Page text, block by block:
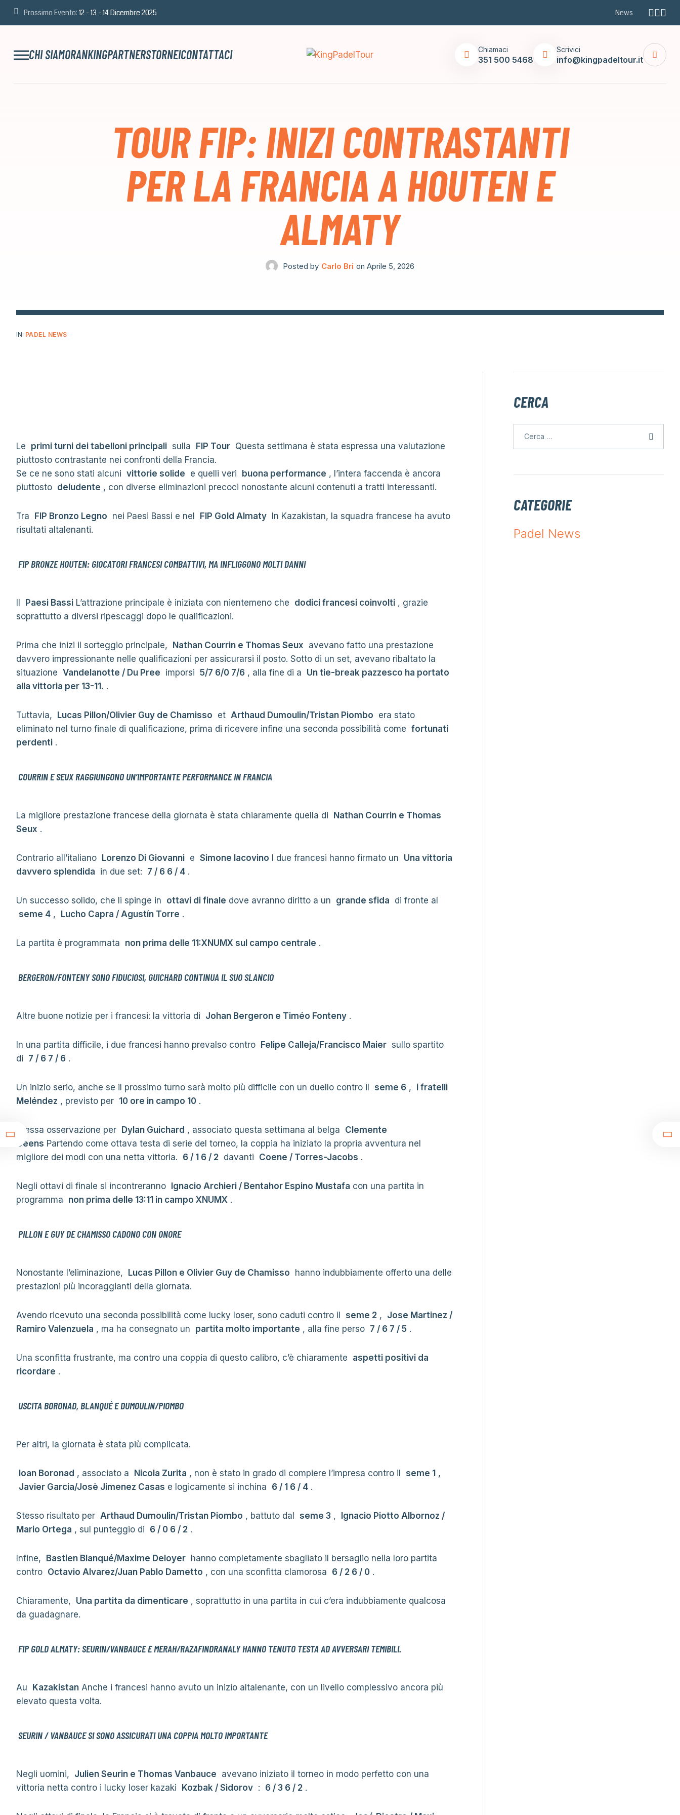
Prossimo Evento: 12 - 13 - 14 Dicembre 2025 News
CHI SIAMORANKINGPARTNERSTORNEICONTATTACI Chiamaci
351 500 5468
Scrivici
info@kingpadeltour.it
TOUR FIP: INIZI CONTRASTANTI
PER LA FRANCIA A HOUTEN E
ALMATY
Posted by Carlo Bri on Aprile 5, 2026
IN: PADEL NEWS
Le primi turni dei tabelloni principali sulla FIP Tour Questa settimana è stata espressa una valutazione
piuttosto contrastante nei confronti della Francia.
Se ce ne sono stati alcuni vittorie solide e quelli veri buona performance , l’intera faccenda è ancora
piuttosto deludente , con diverse eliminazioni precoci nonostante alcuni contenuti a tratti interessanti.
Tra FIP Bronzo Legno nei Paesi Bassi e nel FIP Gold Almaty In Kazakistan, la squadra francese ha avuto
risultati altalenanti.
FIP BRONZE HOUTEN: GIOCATORI FRANCESI COMBATTIVI, MA INFLIGGONO MOLTI DANNI
Paesi Bassi L’attrazione principale è iniziata con nientemeno che dodici francesi coinvolti , grazie
soprattutto a diversi ripescaggi dopo le qualificazioni.
Prima che inizi il sorteggio principale, Nathan Courrin e Thomas Seux avevano fatto una prestazione
davvero impressionante nelle qualificazioni per assicurarsi il posto. Sotto di un set, avevano ribaltato la
situazione Vandelanotte / Du Pree imporsi 5/7 6/0 7/6 , alla fine di a Un tie-break pazzesco ha portato
alla vittoria per 13-11. .
Tuttavia, Lucas Pillon/Olivier Guy de Chamisso et Arthaud Dumoulin/Tristan Piombo era stato
eliminato nel turno finale di qualificazione, prima di ricevere infine una seconda possibilità come fortunati
perdenti .
COURRIN E SEUX RAGGIUNGONO UN’IMPORTANTE PERFORMANCE IN FRANCIA
La migliore prestazione francese della giornata è stata chiaramente quella di
Nathan Courrin e Thomas
Seux .
Contrario all’italiano Lorenzo Di Giovanni e Simone Iacovino I due francesi hanno firmato un Una vittoria
davvero splendida in due set: 7 / 6 6 / 4 .
Un successo solido, che li spinge in ottavi di finale dove avranno diritto a un grande sfida di fronte al
seme 4 , Lucho Capra / Agustín Torre .
La partita è programmata non prima delle 11:XNUMX sul campo centrale .
BERGERON/FONTENY SONO FIDUCIOSI, GUICHARD CONTINUA IL SUO SLANCIO
Altre buone notizie per i francesi: la vittoria di Johan Bergeron e Timéo Fonteny .
In una partita difficile, i due francesi hanno prevalso contro Felipe Calleja/Francisco Maier sullo spartito
di 7 / 6 7 / 6 .
Un inizio serio, anche se il prossimo turno sarà molto più difficile con un duello contro il seme 6 , i fratelli
Meléndez , previsto per 10 ore in campo 10 .
Stessa osservazione per Dylan Guichard , associato questa settimana al belga Clemente
Geens Partendo come ottava testa di serie del torneo, la coppia ha iniziato la propria avventura nel
migliore dei modi con una netta vittoria. 6 / 1 6 / 2 davanti Coene / Torres-Jacobs .
Negli ottavi di finale si incontreranno Ignacio Archieri / Bentahor Espino Mustafa con una partita in
programma non prima delle 13:11 in campo XNUMX .
PILLON E GUY DE CHAMISSO CADONO CON ONORE
Nonostante l’eliminazione, Lucas Pillon e Olivier Guy de Chamisso hanno indubbiamente offerto una delle
prestazioni più incoraggianti della giornata.
Avendo ricevuto una seconda possibilità come lucky loser, sono caduti contro il seme 2 , Jose Martinez /
Ramiro Valenzuela , ma ha consegnato un partita molto importante , alla fine perso 7 / 6 7 / 5 .
Una sconfitta frustrante, ma contro una coppia di questo calibro, c’è chiaramente aspetti positivi da
ricordare .
USCITA BORONAD, BLANQUÉ E DUMOULIN/PIOMBO
Per altri, la giornata è stata più complicata.
Ioan Boronad , associato a Nicola Zurita , non è stato in grado di compiere l’impresa contro il seme 1 ,
Javier Garcia/Josè Jimenez Casas e logicamente si inchina 6 / 1 6 / 4 .
Stesso risultato per Arthaud Dumoulin/Tristan Piombo , battuto dal seme 3 ,
Ignacio Piotto Albornoz /
Mario Ortega , sul punteggio di 6 / 0 6 / 2 .
Infine, Bastien Blanqué/Maxime Deloyer hanno completamente sbagliato il bersaglio nella loro partita
contro Octavio Alvarez/Juan Pablo Dametto , con una sconfitta clamorosa 6 / 2 6 / 0 .
Chiaramente, Una partita da dimenticare , soprattutto in una partita in cui c’era indubbiamente qualcosa
da guadagnare.
FIP GOLD ALMATY: SEURIN/VANBAUCE E MERAH/RAZAFINDRANALY HANNO TENUTO TESTA AD AVVERSARI TEMIBILI.
Au Kazakistan Anche i francesi hanno avuto un inizio altalenante, con un livello complessivo ancora più
elevato questa volta.
SEURIN / VANBAUCE SI SONO ASSICURATI UNA COPPIA MOLTO IMPORTANTE
Negli uomini, Julien Seurin e Thomas Vanbauce avevano iniziato il torneo in modo perfetto con una
vittoria netta contro i lucky loser kazaki
Kozbak / Sidorov : 6 / 3 6 / 2 .
CERCA
CATEGORIE
Padel News